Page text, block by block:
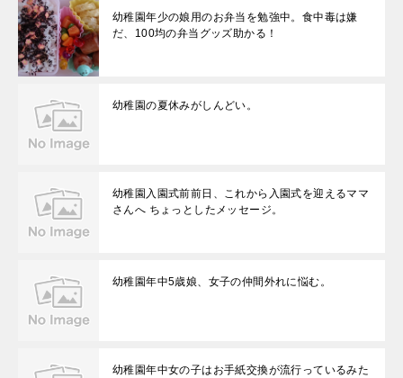
幼稚園年少の娘用のお弁当を勉強中。食中毒は嫌
だ、100均の弁当グッズ助かる！
幼稚園の夏休みがしんどい。
幼稚園入園式前前日、これから入園式を迎えるママ
さんへ ちょっとしたメッセージ。
幼稚園年中5歳娘、女子の仲間外れに悩む。
幼稚園年中女の子はお手紙交換が流行っているみた